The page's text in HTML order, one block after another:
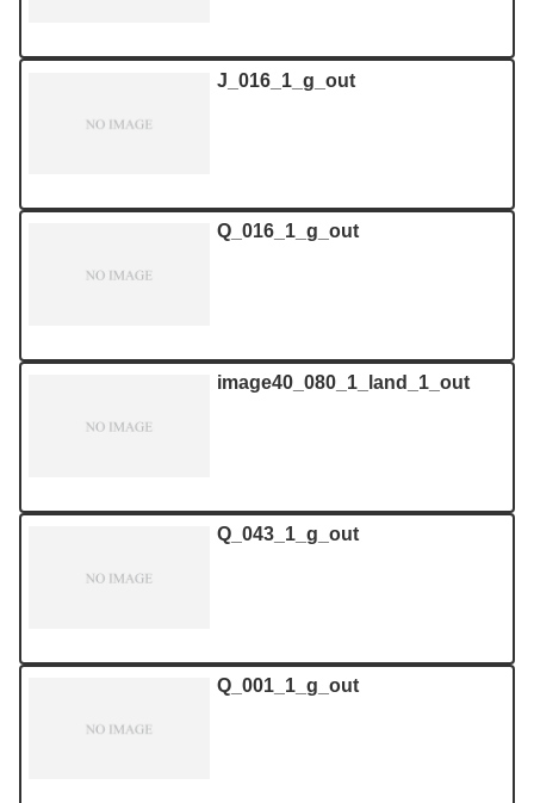
J_016_1_g_out
Q_016_1_g_out
image40_080_1_land_1_out
Q_043_1_g_out
Q_001_1_g_out